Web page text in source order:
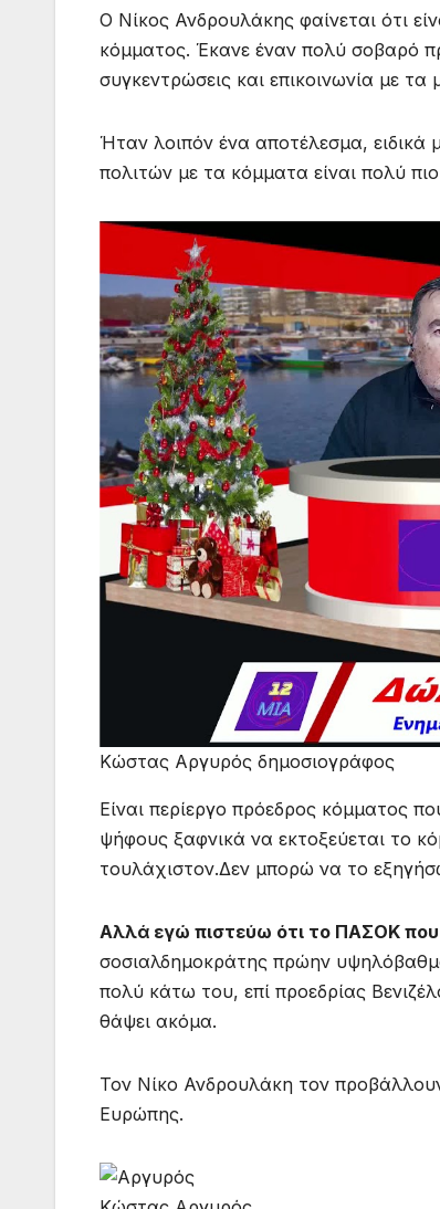
Ο Νίκος Ανδρουλάκης φαίνεται ότι
κόμματος. Έκανε έναν πολύ σοβαρό
συγκεντρώσεις και επικοινωνία με
Ήταν λοιπόν ένα αποτέλεσμα,
πολιτών με τα κόμματα είναι πολύ
Κώστας Αργυρός δημοσιογράφος
Είναι περίεργο πρόεδρος κόμματος
ψήφους ξαφνικά να εκτοξεύεται το
τουλάχιστον.Δεν μπορώ να το
Αλλά εγώ πιστεύω ότι το ΠΑΣΟΚ που
σοσιαλδημοκράτης πρώην
πολύ κάτω του, επί προεδρίας
θάψει ακόμα.
Τον Νίκο Ανδρουλάκη τον
Ευρώπης.